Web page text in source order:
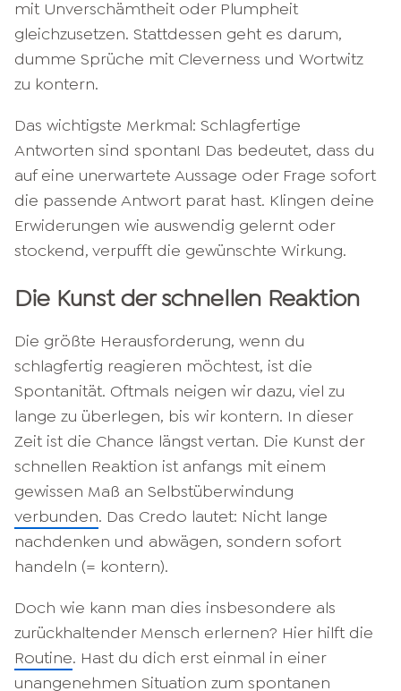
mit Unverschämtheit oder Plumpheit
gleichzusetzen. Stattdessen geht es darum,
dumme Sprüche mit Cleverness und Wortwitz
zu kontern.
Das wichtigste Merkmal: Schlagfertige
Antworten sind spontan! Das bedeutet, dass du
auf eine unerwartete Aussage oder Frage sofort
die passende Antwort parat hast. Klingen deine
Erwiderungen wie auswendig gelernt oder
stockend, verpufft die gewünschte Wirkung.
Die Kunst der schnellen Reaktion
Die größte Herausforderung, wenn du
schlagfertig reagieren möchtest, ist die
Spontanität. Oftmals neigen wir dazu, viel zu
lange zu überlegen, bis wir kontern. In dieser
Zeit ist die Chance längst vertan. Die Kunst der
schnellen Reaktion ist anfangs mit einem
gewissen Maß an Selbstüberwindung
verbunden. Das Credo lautet: Nicht lange
nachdenken und abwägen, sondern sofort
handeln (= kontern).
Doch wie kann man dies insbesondere als
zurückhaltender Mensch erlernen? Hier hilft die
Routine. Hast du dich erst einmal in einer
unangenehmen Situation zum spontanen